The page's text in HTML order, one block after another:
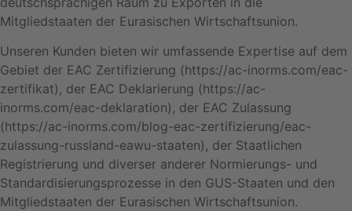
Mitgliedstaaten der Eurasischen Wirtschaftsunion.
Unseren Kunden bieten wir umfassende Expertise auf dem
Gebiet der EAC Zertifizierung (https://ac-inorms.com/eac-
zertifikat), der EAC Deklarierung (https://ac-
inorms.com/eac-deklaration), der EAC Zulassung
(https://ac-inorms.com/blog-eac-zertifizierung/eac-
zulassung-russland-eawu-staaten), der Staatlichen
Registrierung und diverser anderer Normierungs- und
Standardisierungsprozesse in den GUS-Staaten und den
Mitgliedstaaten der Eurasischen Wirtschaftsunion.